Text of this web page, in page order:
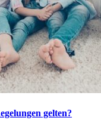
gelten?